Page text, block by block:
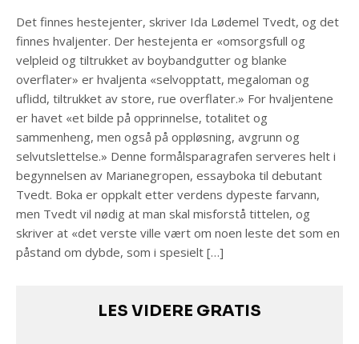
Det finnes hestejenter, skriver Ida Lødemel Tvedt, og det
finnes hvaljenter. Der hestejenta er «omsorgsfull og
velpleid og tiltrukket av boybandgutter og blanke
overflater» er hvaljenta «selvopptatt, megaloman og
uflidd, tiltrukket av store, rue overflater.» For hvaljentene
er havet «et bilde på opprinnelse, totalitet og
sammenheng, men også på oppløsning, avgrunn og
selvutslettelse.» Denne formålsparagrafen serveres helt i
begynnelsen av Marianegropen, essayboka til debutant
Tvedt. Boka er oppkalt etter verdens dypeste farvann,
men Tvedt vil nødig at man skal misforstå tittelen, og
skriver at «det verste ville vært om noen leste det som en
påstand om dybde, som i spesielt […]
LES VIDERE GRATIS